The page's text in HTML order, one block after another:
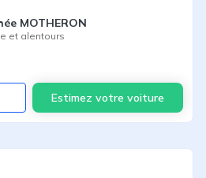
MOTHERON
et alentours
Estimez votre voiture